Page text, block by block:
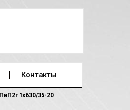
Контакты
ПвП2г 1х630/35-20